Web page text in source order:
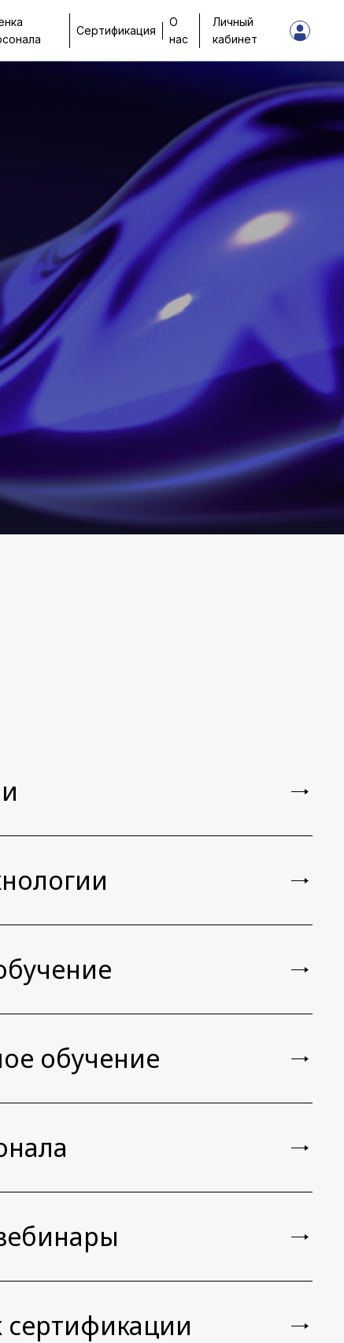
Сертификация
О
нас
Личный
кабинет
обучение
сертификации